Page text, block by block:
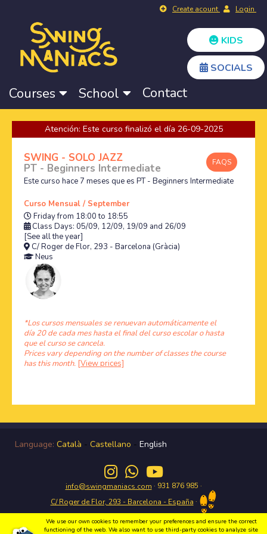
Create acount Login
KIDS
SOCIALS
Courses School Contact
Atención: Este curso finalizó el día 26-09-2025
FAQS
SWING - SOLO JAZZ
PT - Beginners Intermediate
Este curso hace 7 meses que es PT - Beginners Intermediate
Curso Mensual / September
Friday from 18:00 to 18:55
Class Days: 05/09, 12/09, 19/09 and 26/09
[See all the year]
C/ Roger de Flor, 293 - Barcelona (Gràcia)
Neus
*Los cursos mensuales se renuevan automáticamente el
día 20 de cada mes hasta el final del curso escolar o hasta
que el curso se cancela.
Prices vary depending on the number of classes the course
has this month. [View prices]
Language: Català - Castellano - English
info@swingmaniacs.com · 931 876 985 ·
C/ Roger de Flor, 293 - Barcelona - España ·
We use our own cookies to remember your preferences and ensure the correct
functioning of the web. We also want to use third-party cookies to analyze site